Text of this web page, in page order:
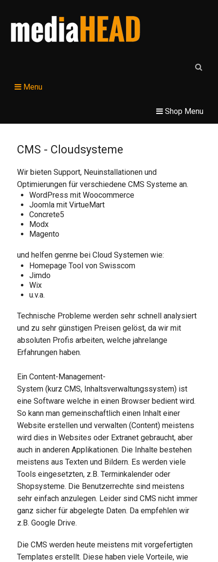
Menu
Shop Menu
CMS - Cloudsysteme
Wir bieten Support, Neuinstallationen und
Optimierungen für verschiedene CMS Systeme an.
WordPress mit Woocommerce
Joomla mit VirtueMart
Concrete5
Modx
Magento
und helfen genrne bei Cloud Systemen wie:
Homepage Tool von Swisscom
Jimdo
Wix
u.v.a.
Technische Probleme werden sehr schnell analysiert
und zu sehr günstigen Preisen gelöst, da wir mit
absoluten Profis arbeiten, welche jahrelange
Erfahrungen haben.
Ein Content-Management-
System (kurz CMS, Inhaltsverwaltungssystem) ist
eine Software welche in einen Browser bedient wird.
So kann man gemeinschaftlich einen Inhalt einer
Website erstellen und verwalten (Content) meistens
wird dies in Websites oder Extranet gebraucht, aber
auch in anderen Applikationen. Die Inhalte bestehen
meistens aus Texten und Bildern. Es werden viele
Tools eingesetzten, z.B. Terminkalender oder
Shopsysteme. Die Benutzerrechte sind meistens
sehr einfach anzulegen. Leider sind CMS nicht immer
ganz sicher für abgelegte Daten. Da empfehlen wir
z.B. Google Drive.
Die CMS werden heute meistens mit vorgefertigten
Templates erstellt. Diese haben viele Vorteile, wie